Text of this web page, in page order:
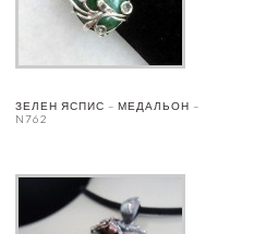
ЗЕЛЕН ЯСПИС – МЕДАЛЬОН –
N762